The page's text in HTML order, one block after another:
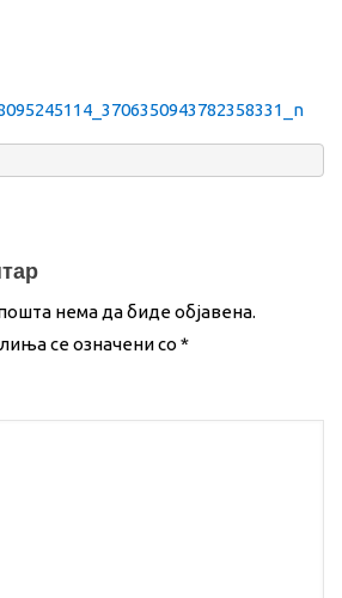
нема да биде објавена.
се означени со *